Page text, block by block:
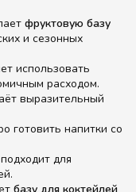
фруктовую базу
и сезонных
использовать
расходом.
выразительный
готовить напитки со
подходит для